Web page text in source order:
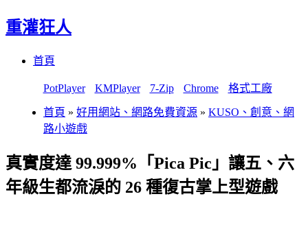
重灌狂人
首頁
PotPlayer KMPlayer 7-Zip Chrome 格式工廠
首頁 » 好用網站、網路免費資源 » KUSO、創意、網
路小遊戲
真實度達 99.999%「Pica Pic」讓五、六
年級生都流淚的 26 種復古掌上型遊戲